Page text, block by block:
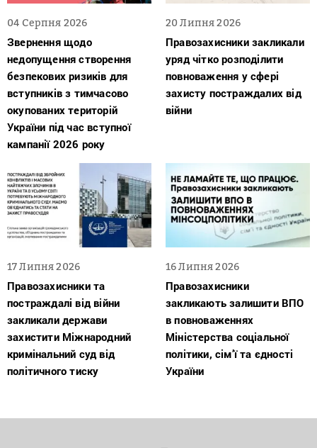
04 Серпня 2026
Звернення щодо
недопущення створення
безпекових ризиків для
вступників з тимчасово
окупованих територій
України під час вступної
кампанії 2026 року
20 Липня 2026
Правозахисники закликали
уряд чітко розподілити
повноваження у сфері
захисту постраждалих від
війни
17 Липня 2026
Правозахисники та
постраждалі від війни
закликали держави
захистити Міжнародний
кримінальний суд від
політичного тиску
16 Липня 2026
Правозахисники
закликають залишити ВПО
в повноваженнях
Міністерства соціальної
політики, сім’ї та єдності
України